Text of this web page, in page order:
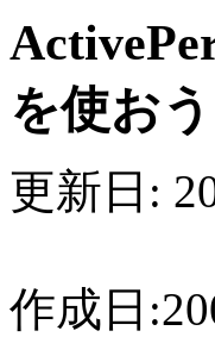
を使おう
更新日:
作成日